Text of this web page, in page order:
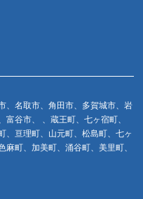
、名取市、角田市、多賀城市、岩
谷市、 、蔵王町、七ヶ宿町、
、亘理町、山元町、松島町、七ヶ
町、加美町、涌谷町、美里町、